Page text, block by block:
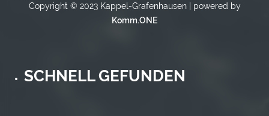
Copyright © 2023 Kappel-Grafenhausen | powered by
Komm.ONE
SCHNELL GEFUNDEN